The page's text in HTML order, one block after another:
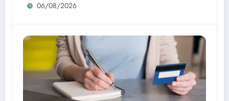
06/08/2026